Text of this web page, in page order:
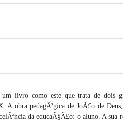
livro como este que trata de dois
A obra pedagÃ³gica de JoÃ£o de
da educaÃ§Ã£o: o aluno. A sua